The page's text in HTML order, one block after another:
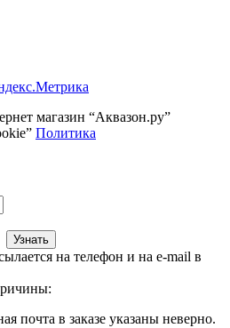
магазин “Аквазон.ру”
Политика
Узнать
на телефон и на e-mail в
почта в заказе указаны неверно.